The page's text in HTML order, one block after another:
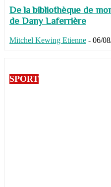
De la bibliothèque de
de Dany Laferrière
Mitchel Kewing Etienne - 06/
SPORT